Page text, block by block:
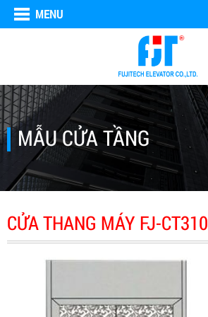
MENU
MẪU CỬA TẦNG
CỬA THANG MÁY FJ-CT310